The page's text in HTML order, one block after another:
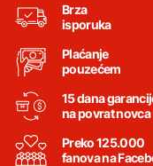
Brza
isporuka
Plaćanje
pouzećem
15 dana
na povrat novca
Preko 125.000
fanova na